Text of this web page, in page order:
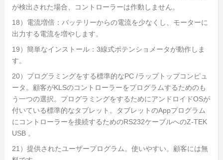
が検出された場合、コントローラーは作動しません。
18）電流増倍：バッテリーからの電流を少なくし、モーターに
出力する電流を増やします。
19）簡単なインストール：3線式ポテンショメータが動作しま
す。
20）プログラミングをする標準的なPC /ラップトップコンピュ
ータ。顧客がKLSのコントローラーをプログラムするためのも
う一つの選択。プログラミングをするためにアンドロイドOSが
付いている標準的なタブレット。タブレットのAppプログラム
にコントローラーを接続するためのRS232ケーブルへのZ-TEK
USB 。
21）提供されたユーザープログラム。使いやすい。顧客には無